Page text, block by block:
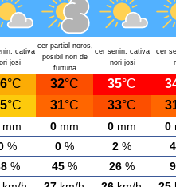
cativa
josi
cer partial noros,
posibil nori de
furtuna
cer senin, cativa
nori josi
cer
°C 32°C 35°C
°C 31°C 33°C
0mm 0mm 0
% 0% 2% 4
% 45% 26% 9